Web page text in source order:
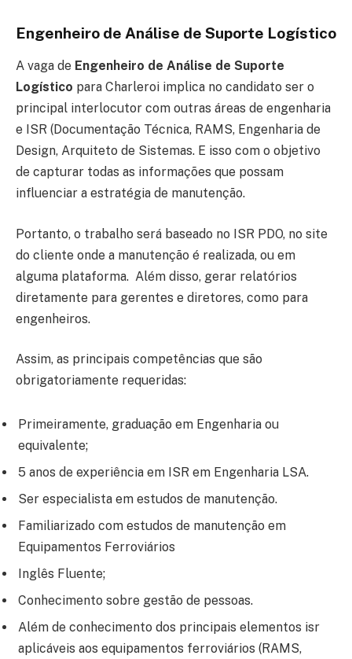
Engenheiro de Análise de Suporte Logístico
A vaga de Engenheiro de Análise de Suporte
Logístico para Charleroi implica no candidato ser o
principal interlocutor com outras áreas de engenharia
e ISR (Documentação Técnica, RAMS, Engenharia de
Design, Arquiteto de Sistemas. E isso com o objetivo
de capturar todas as informações que possam
influenciar a estratégia de manutenção.
Portanto, o trabalho será baseado no ISR PDO, no site
do cliente onde a manutenção é realizada, ou em
alguma plataforma. Além disso, gerar relatórios
diretamente para gerentes e diretores, como para
engenheiros.
Assim, as principais competências que são
obrigatoriamente requeridas:
Primeiramente, graduação em Engenharia ou
equivalente;
5 anos de experiência em ISR em Engenharia LSA.
Ser especialista em estudos de manutenção.
Familiarizado com estudos de manutenção em
Equipamentos Ferroviários
Inglês Fluente;
Conhecimento sobre gestão de pessoas.
Além de conhecimento dos principais elementos isr
aplicáveis aos equipamentos ferroviários (RAMS,